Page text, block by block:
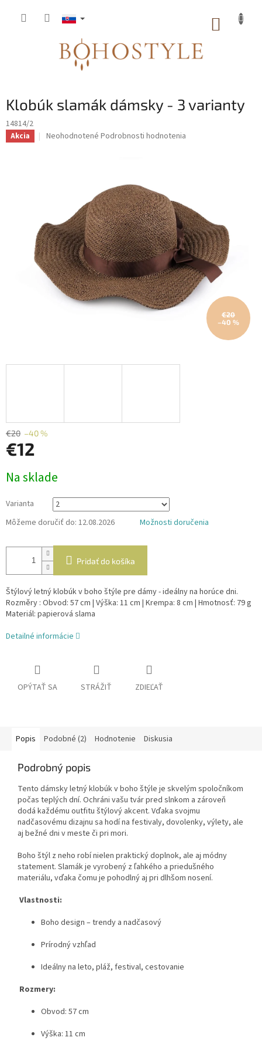
Klobúk slamák dámsky - 3 varianty
14814/2
Akcia
Priemerné
hviezdičiek.
Neohodnotené Podrobnosti hodnotenia
€20
–40 %
€20 –40 %
€12
cena:
Na sklade
Varianta
Môžeme doručiť do: 12.08.2026 Možnosti doručenia
Pridať do košíka
Štýlový letný klobúk v boho štýle pre dámy - ideálny na horúce dni.
Rozměry : Obvod: 57 cm | Výška: 11 cm | Krempa: 8 cm | Hmotnosť: 79 g
Materiál: papierová slama
Detailné informácie
OPÝTAŤ SA STRÁŽIŤ ZDIEĽAŤ
Popis Podobné (2) Hodnotenie Diskusia
Podrobný popis
Tento dámsky letný klobúk v boho štýle je skvelým spoločníkom
počas teplých dní. Ochráni vašu tvár pred slnkom a zároveň
dodá každému outfitu štýlový akcent. Vďaka svojmu
nadčasovému dizajnu sa hodí na festivaly, dovolenky, výlety, ale
aj bežné dni v meste či pri mori.
Boho štýl z neho robí nielen praktický doplnok, ale aj módny
statement. Slamák je vyrobený z ľahkého a priedušného
materiálu, vďaka čomu je pohodlný aj pri dlhšom nosení.
Vlastnosti:
Boho design – trendy a nadčasový
Prírodný vzhľad
Ideálny na leto, pláž, festival, cestovanie
Rozmery:
Obvod: 57 cm
Výška: 11 cm